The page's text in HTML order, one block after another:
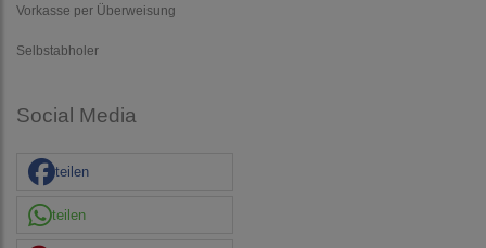
Vorkasse per Überweisung
Selbstabholer
Social Media
teilen
teilen